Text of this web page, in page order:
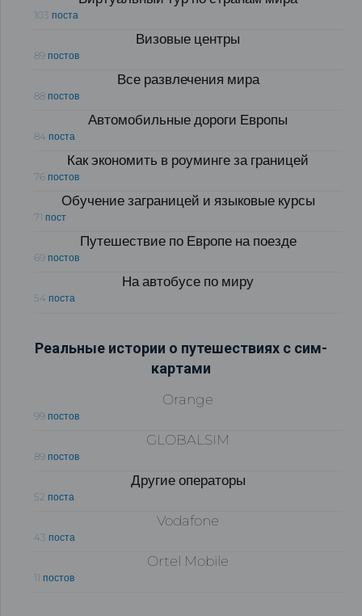
103 поста
Визовые центры
89 постов
Все развлечения мира
88 постов
Автомобильные дороги Европы
84 поста
Как экономить в роуминге за границей
76 постов
Обучение заграницей и языковые курсы
71 пост
Путешествие по Европе на поезде
69 постов
На автобусе по миру
54 поста
Реальные истории о путешествиях с сим-
картами
Orange
99 постов
GLOBALSIM
89 постов
Другие операторы
52 поста
Vodafone
43 поста
Ortel Mobile
11 постов